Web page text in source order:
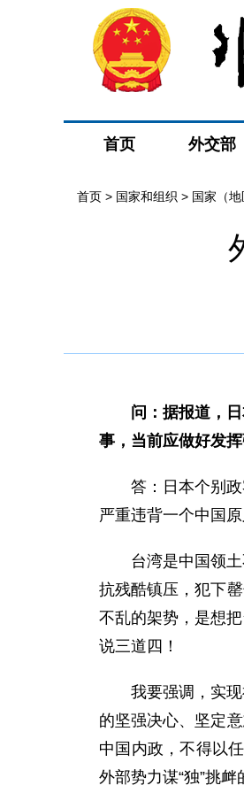
首页 外交部
首页 > 国家和组织 > 国家（地
问：据报道，
事，当前应做好发
答：日本个别
严重违背一个中国
台湾是中国领
抗残酷镇压，犯下
不乱的架势，是想
说三道四！
我要强调，实
的坚强决心、坚定
中国内政，不得以
外部势力谋“独”挑衅